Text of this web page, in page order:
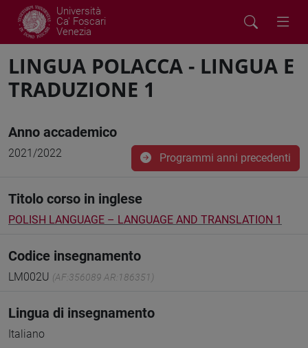
Università
Ca' Foscari
Venezia
LINGUA POLACCA - LINGUA E
TRADUZIONE 1
Anno accademico
2021/2022 Programmi anni precedenti
Titolo corso in inglese
POLISH LANGUAGE – LANGUAGE AND TRANSLATION 1
Codice insegnamento
LM002U (AF:356089 AR:186351)
Lingua di insegnamento
Italiano